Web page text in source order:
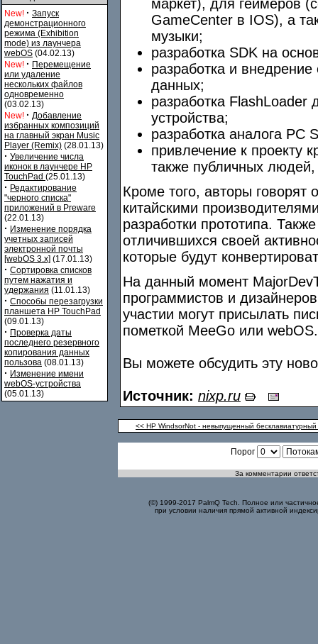
New! · Запуск
демонстрационного
режима (Exhibition
mode) из лаунчера
webOS (04.02.13)
New! · Перемещение
или удаление
нескольких файлов
одновременно
(03.02.13)
New! · Добавление
избранных композиций
на главный экран Music
Player (Remix) (28.01.13)
· Увеличение числа
иконок в лаунчере HP
TouchPad (25.01.13)
· Редактирование
"черного списка"
приложений в Preware
(22.01.13)
· Изменение порядка
учетных записей
электронной почты
[webOS 3.x] (17.01.13)
· Сортировка списков
путем нажатия и
удержания (11.01.13)
· Способы перезагрузки
планшета HP TouchPad
(09.01.13)
· Проверка даты
последнего резервного
копирования данных
пользова (08.01.13)
· Изменение имени
webOS-устройства
(05.01.13)
маркет), для геймеров
GameCenter в IOS), а
музыки;
разработка SDK на
разработка и
данных;
разработка
устройства;
разработка аналога PC
привлечение к проекту
также публичных
Кроме того, авторы
китайскими
разработки прототипа.
отличившихся своей
которые будут
На данный момент
программистов и
участии могут присылать
пометкой MeeGo или webOS.
Вы можете обсудить эту
Источник: nixp.ru
<< HP WindsorNot - невыпущенный
Порог
За комментарии
(©) 1999-2017 PalmQ Tech. Полное или
при условии наличия прямой активной